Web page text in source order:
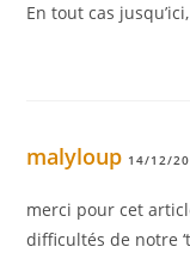
En tout cas
malyloup 14/12/
merci pour cet
difficultés de notre